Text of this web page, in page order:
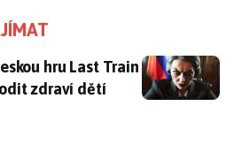
hru Last Train Home:
hru Last Train
zdraví dětí